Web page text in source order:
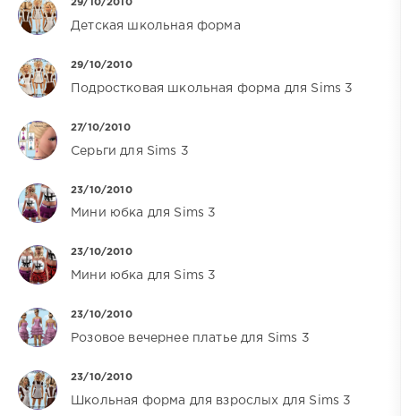
29/10/2010
Детская школьная форма
29/10/2010
Подростковая школьная форма для Sims 3
27/10/2010
Серьги для Sims 3
23/10/2010
Мини юбка для Sims 3
23/10/2010
Мини юбка для Sims 3
23/10/2010
Розовое вечернее платье для Sims 3
23/10/2010
Школьная форма для взрослых для Sims 3